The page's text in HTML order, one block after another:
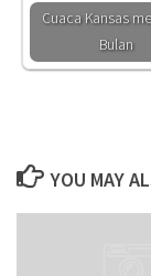
Cuaca Kansas
Bulan
YOU MAY